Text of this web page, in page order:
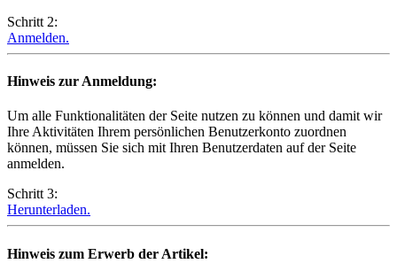
Schritt 2:
Anmelden.
Hinweis zur Anmeldung:
Um alle Funktionalitäten der Seite nutzen zu können und damit wir
Ihre Aktivitäten Ihrem persönlichen Benutzerkonto zuordnen
können, müssen Sie sich mit Ihren Benutzerdaten auf der Seite
anmelden.
Schritt 3:
Herunterladen.
Hinweis zum Erwerb der Artikel: